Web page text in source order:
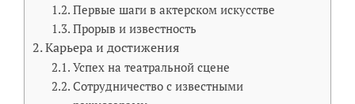
Первые шаги в актерском искусстве
Прорыв и известность
Карьера и достижения
Успех на театральной сцене
Сотрудничество с известными